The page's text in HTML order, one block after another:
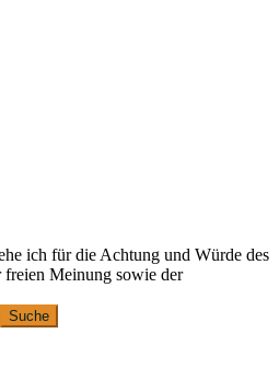
ich für die Achtung und Würde des
freien Meinung sowie der